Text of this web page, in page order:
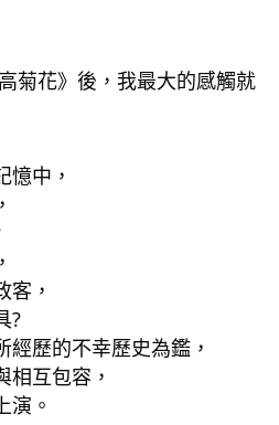
菊花》後，我最大的感觸就
憶中，
客，
?
歷的不幸歷史為鑑，
相互包容，
演。